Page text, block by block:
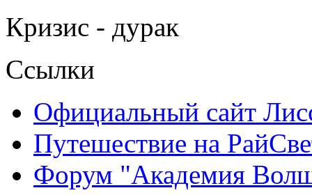
Кризис - дурак
Ссылки
Официальный сайт
Путешествие на
Форум "Академия